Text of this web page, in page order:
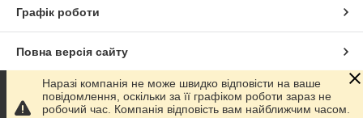
Графік роботи
Повна версія сайту
Сайт створено на маркетплейсіProm.ua
Наразі компанія не може швидко відповісти на ваше
повідомлення, оскільки за її графіком роботи зараз не
робочий час. Компанія відповість вам найближчим часом.